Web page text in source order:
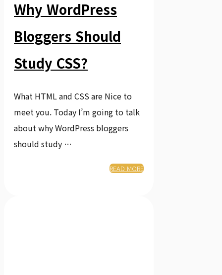
Why WordPress
Bloggers Should
Study CSS?
What HTML and CSS are Nice to
meet you. Today I’m going to talk
about why WordPress bloggers
should study …
READ MORE